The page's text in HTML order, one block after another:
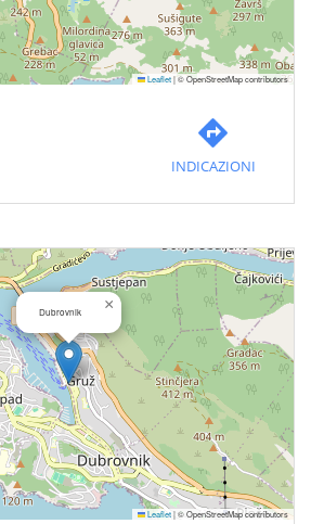
Leaflet|© OpenStreetMap contributors
INDICAZIONI
Dubrovnik ×
Leaflet|© OpenStreetMap contributors